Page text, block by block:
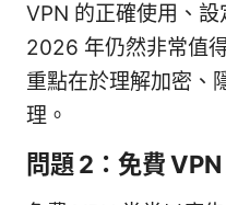
VPN 的正確使用、
2026 年仍然非常值
重點在於理解加密、
理。
問題 2：免費